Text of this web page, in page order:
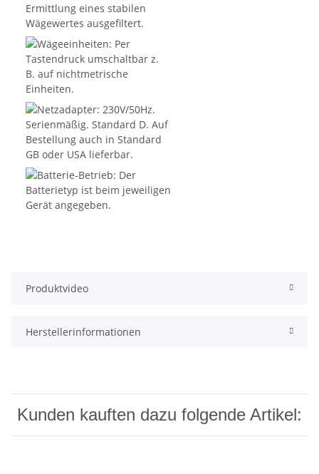
Produktvideo
Herstellerinformationen
Kunden kauften dazu folgende Artikel: